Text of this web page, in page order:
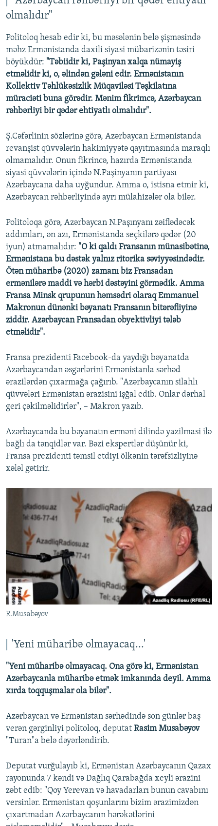
Auto
720p 1080p
1080p
olmalıdır"
Politoloq hesab edir ki, bu məsələnin belə şişməsində
məhz Ermənistanda daxili siyasi mübarizənin təsiri
böyükdür: "Təbiidir ki, Paşinyan xalqa nümayiş
etməlidir ki, o, əlindən gələni edir. Ermənistanın
Kollektiv Təhlükəsizlik Müqaviləsi Təşkilatına
müraciəti buna görədir. Mənim fikrimcə, Azərbaycan
rəhbərliyi bir qədər ehtiyatlı olmalıdır".
Ş.Cəfərlinin sözlərinə görə, Azərbaycan Ermənistanda
revanşist qüvvələrin hakimiyyətə qayıtmasında maraqlı
olmamalıdır. Onun fikrincə, hazırda Ermənistanda
siyasi qüvvələrin içində N.Paşinyanın partiyası
Azərbaycana daha uyğundur. Amma o, istisna etmir ki,
Azərbaycan rəhbərliyində ayrı mülahizələr ola bilər.
Politoloqa görə, Azərbaycan N.Paşınyanı zəiflədəcək
addımları, ən azı, Ermənistanda seçkilərə qədər (20
iyun) atmamalıdır: "O ki qaldı Fransanın münasibətinə,
Ermənistana bu dəstək yalnız ritorika səviyyəsindədir.
Ötən müharibə (2020) zamanı biz Fransadan
ermənilərə maddi və hərbi dəstəyini görmədik. Amma
Fransa Minsk qrupunun həmsədri olaraq Emmanuel
Makronun dünənki bəyanatı Fransanın bitərəfliyinə
ziddir. Azərbaycan Fransadan obyektivliyi tələb
etməlidir".
Fransa prezidenti Facebook-da yaydığı bəyanatda
Azərbaycandan əsgərlərini Ermənistanla sərhəd
ərazilərdən çıxarmağa çağırıb. "Azərbaycanın silahlı
qüvvələri Ermənistan ərazisini işğal edib. Onlar dərhal
geri çəkilməlidirlər", – Makron yazıb.
Azərbaycanda bu bəyanatın erməni dilində yazilmasi ilə
bağlı da tənqidlər var. Bəzi ekspertlər düşünür ki,
Fransa prezidenti təmsil etdiyi ölkənin tərəfsizliyinə
xələl gətirir.
R.Musabəyov
'Yeni müharibə olmayacaq...'
"Yeni müharibə olmayacaq. Ona görə ki, Ermənistan
Azərbaycanla müharibə etmək imkanında deyil. Amma
xırda toqquşmalar ola bilər".
Azərbaycan və Ermənistan sərhədində son günlər baş
verən gərginliyi politoloq, deputat Rasim Musabəyov
"Turan"a belə dəyərləndirib.
Deputat vurğulayıb ki, Ermənistan Azərbaycanın Qazax
rayonunda 7 kəndi və Dağlıq Qarabağda xeyli ərazini
zəbt edib: "Qoy Yerevan və havadarları bunun cavabını
versinlər. Ermənistan qoşunlarını bizim ərazimizdən
çıxartmadan Azərbaycanın hərəkətlərini